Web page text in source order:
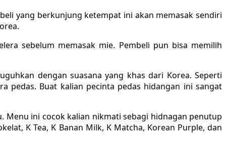
yang berkunjung ketempat ini akan memasak sendiri
sebelum memasak mie. Pembeli pun bisa memilih
dengan suasana yang khas dari Korea. Seperti
pedas. Buat kalian pecinta pedas hidangan ini sangat
Menu ini cocok kalian nikmati sebagi hidnagan penutup
K Tea, K Banan Milk, K Matcha, Korean Purple, dan